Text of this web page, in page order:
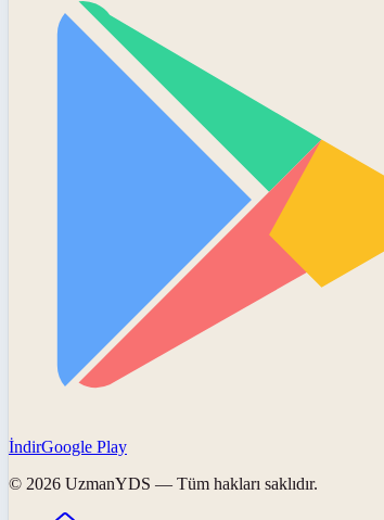
İndirGoogle Play
© 2026 UzmanYDS — Tüm hakları saklıdır.